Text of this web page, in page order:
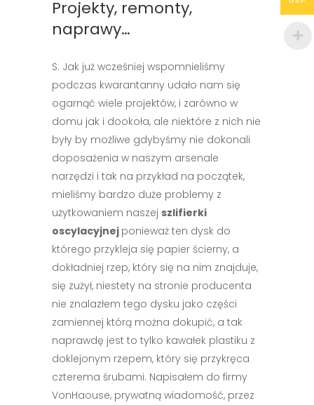
Projekty, remonty,
naprawy…
S: Jak już wcześniej wspomnieliśmy
podczas kwarantanny udało nam się
ogarnąć wiele projektów, i zarówno w
domu jak i dookoła, ale niektóre z nich nie
były by możliwe gdybyśmy nie dokonali
doposażenia w naszym arsenale
narzędzi i tak na przykład na początek,
mieliśmy bardzo duże problemy z
użytkowaniem naszej szlifierki
oscylacyjnej ponieważ ten dysk do
którego przykleja się papier ścierny, a
dokładniej rzep, który się na nim znajduje,
się zużył, niestety na stronie producenta
nie znalazłem tego dysku jako części
zamiennej którą można dokupić, a tak
naprawdę jest to tylko kawałek plastiku z
doklejonym rzepem, który się przykręca
czterema śrubami. Napisałem do firmy
VonHaouse, prywatną wiadomość, przez